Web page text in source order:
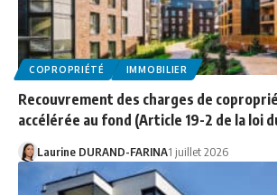
COPROPRIÉTÉ IMMOBILIER
Recouvrement des charges de
accélérée au fond (Article 19-2 de la loi
Laurine DURAND-FARINA1 juillet 2026